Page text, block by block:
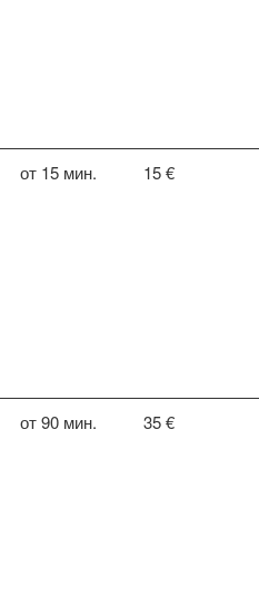
от 15 мин. 15 €
от 90 мин. 35 €